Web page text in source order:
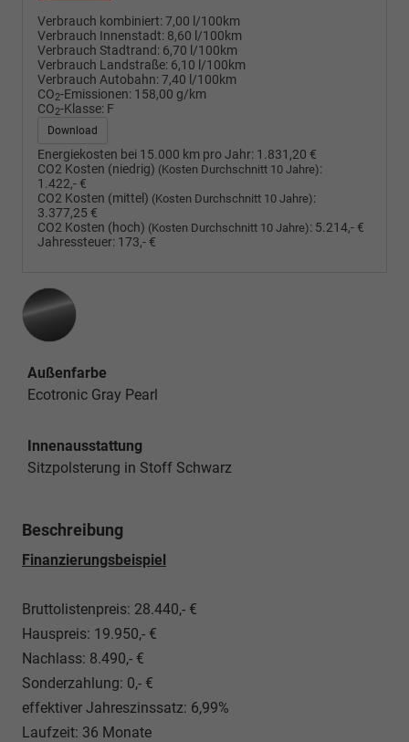
Verbrauch kombiniert:7,00 l/100km
Verbrauch Innenstadt: 8,60 l/100km
Verbrauch Stadtrand: 6,70 l/100km
Verbrauch Landstraße: 6,10 l/100km
Verbrauch Autobahn:7,40 l/100km
CO2-Emissionen: 158,00 g/km
CO2-Klasse: F
Download
Energiekosten bei 15.000 km pro Jahr: 1.831,20 €
CO2 Kosten (niedrig) (Kosten Durchschnitt 10 Jahre):
1.422,- €
CO2 Kosten (mittel) (Kosten Durchschnitt 10 Jahre):
3.377,25 €
CO2 Kosten (hoch) (Kosten Durchschnitt 10 Jahre): 5.214,- €
Jahressteuer: 173,- €
Außenfarbe
Ecotronic Gray Pearl
Innenausstattung
Sitzpolsterung in Stoff Schwarz
Beschreibung
Finanzierungsbeispiel
Bruttolistenpreis: 28.440,- €
Hauspreis: 19.950,- €
Nachlass: 8.490,- €
Sonderzahlung: 0,- €
effektiver Jahreszinssatz: 6,99%
Laufzeit: 36 Monate